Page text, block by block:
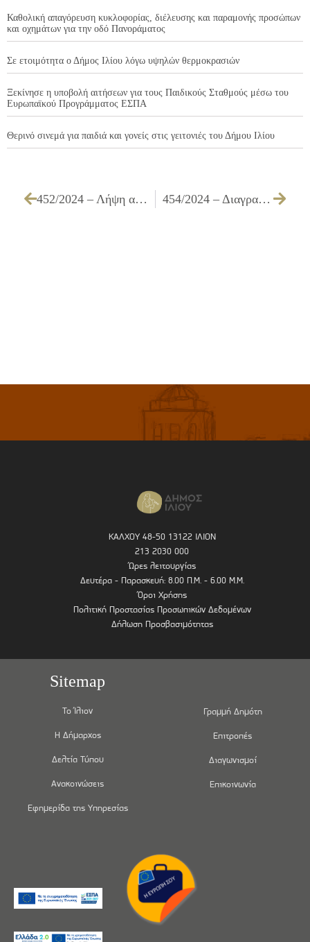
Καθολική απαγόρευση κυκλοφορίας, διέλευσης και παραμονής προσώπων
και οχημάτων για την οδό Πανοράματος
Σε ετοιμότητα ο Δήμος Ιλίου λόγω υψηλών θερμοκρασιών
Ξεκίνησε η υποβολή αιτήσεων για τους Παιδικούς Σταθμούς μέσω του
Ευρωπαϊκού Προγράμματος ΕΣΠΑ
Θερινό σινεμά για παιδιά και γονείς στις γειτονιές του Δήμου Ιλίου
452/2024 – Λήψη απόφασης περί συγκρότησης επιτροπής και καθορισμού όρων διεξαγωγής δημόσιου πλειοδοτικού διαγωνισμού, με σφραγισμένες προσφορές, για την εκμίσθωση κυλικείου του 8ου Δημοτικού Σχολείου Ιλίου 454/2024 – Διαγραφή ποσών από βεβαιωτικό κατάλογο
ΚΑΛΧΟΥ 48-50 13122 ΙΛΙΟΝ
213 2030 000
Ώρες λειτουργίας
Δευτέρα - Παρασκευή: 8.00 Π.Μ. - 6.00 Μ.Μ.
Όροι Χρήσης
Πολιτική Προστασίας Προσωπικών Δεδομένων
Δήλωση Προσβασιμότητας
Sitemap
Το Ίλιον
Η Δήμαρχος
Δελτία Τύπου
Ανακοινώσεις
Εφημερίδα της Υπηρεσίας
Γραμμή Δημότη
Επιτροπές
Διαγωνισμοί
Επικοινωνία